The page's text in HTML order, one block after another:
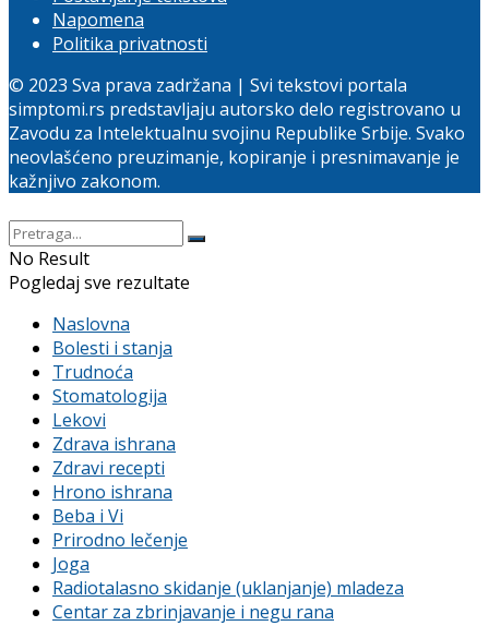
Napomena
Politika privatnosti
© 2023 Sva prava zadržana | Svi tekstovi portala
simptomi.rs predstavljaju autorsko delo registrovano u
Zavodu za Intelektualnu svojinu Republike Srbije. Svako
neovlašćeno preuzimanje, kopiranje i presnimavanje je
kažnjivo zakonom.
No Result
Pogledaj sve rezultate
Naslovna
Bolesti i stanja
Trudnoća
Stomatologija
Lekovi
Zdrava ishrana
Zdravi recepti
Hrono ishrana
Beba i Vi
Prirodno lečenje
Joga
Radiotalasno skidanje (uklanjanje) mladeza
Centar za zbrinjavanje i negu rana